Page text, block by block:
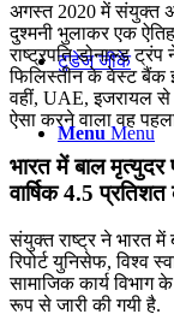
टुडेज जीके
Menu Menu
अगस्त 2020 में संयुक्त
दुश्मनी भुलाकर एक
राष्ट्रपति डोनाल्ड
फिलिस्तीन के वेस्ट बैंक
वहीं, UAE, इजरायल से
ऐसा करने वाला वह
भारत में बाल मृत्‍युदर
वार्षिक 4.5
संयुक्‍त राष्‍ट्र ने भारत में
रिपोर्ट युनिसेफ, विश्‍व
सामाजिक कार्य विभाग
रूप से जारी की गयी है.